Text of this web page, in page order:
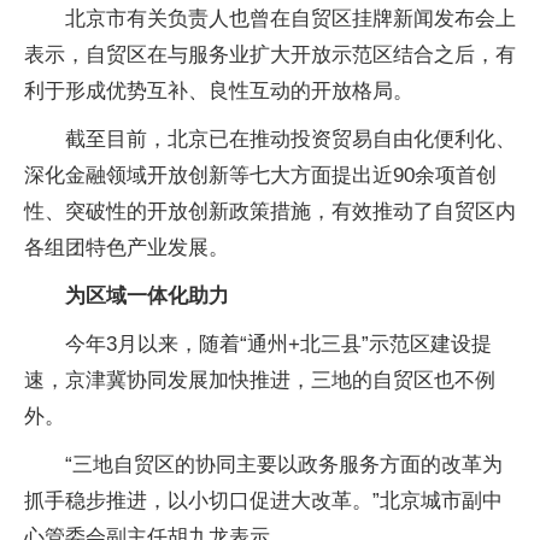
北京市有关负责人也曾在自贸区挂牌新闻发布会上
表示，自贸区在与服务业扩大开放示范区结合之后，有
利于形成优势互补、良性互动的开放格局。
截至目前，北京已在推动投资贸易自由化便利化、
深化金融领域开放创新等七大方面提出近90余项首创
性、突破性的开放创新政策措施，有效推动了自贸区内
各组团特色产业发展。
为区域一体化助力
今年3月以来，随着“通州+北三县”示范区建设提
速，京津冀协同发展加快推进，三地的自贸区也不例
外。
“三地自贸区的协同主要以政务服务方面的改革为
抓手稳步推进，以小切口促进大改革。”北京城市副中